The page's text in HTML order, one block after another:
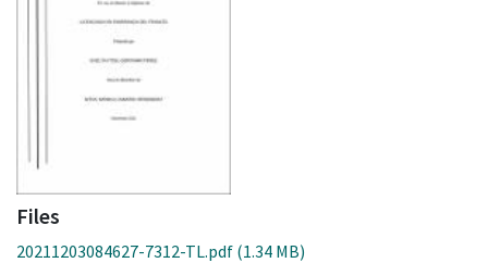
Files
20211203084627-7312-TL.pdf (1.34 MB)